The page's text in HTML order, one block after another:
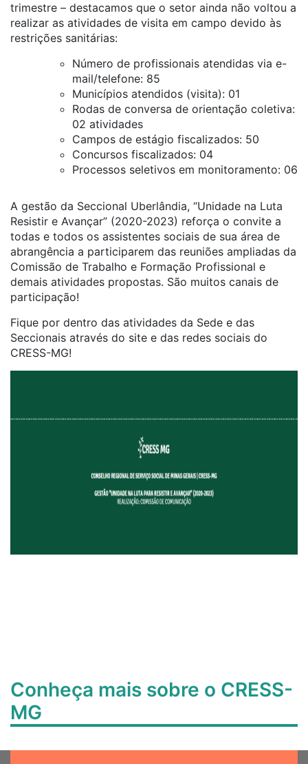
trimestre – destacamos que o setor ainda não voltou a
realizar as atividades de visita em campo devido às
restrições sanitárias:
Número de profissionais atendidas via e-
mail/telefone: 85
Municípios atendidos (visita): 01
Rodas de conversa de orientação coletiva:
02 atividades
Campos de estágio fiscalizados: 50
Concursos fiscalizados: 04
Processos seletivos em monitoramento: 06
A gestão da Seccional Uberlândia, “Unidade na Luta
Resistir e Avançar” (2020-2023) reforça o convite a
todas e todos os assistentes sociais de sua área de
abrangência a participarem das reuniões ampliadas da
Comissão de Trabalho e Formação Profissional e
demais atividades propostas. São muitos canais de
participação!
Fique por dentro das atividades da Sede e das
Seccionais através do site e das redes sociais do
CRESS-MG!
Conheça mais sobre o CRESS-
MG